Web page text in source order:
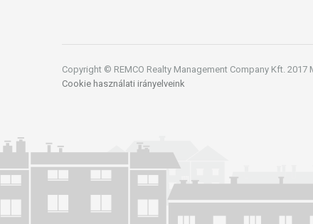
Copyright © REMCO Realty Management Company Kft. 2017
Cookie használati irányelveink